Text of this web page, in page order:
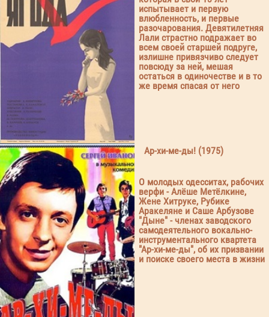
испытывает и первую
влюбленность, и первые
разочарования. Девятилетняя
Лали страстно подражает во
всем своей старшей подруге,
излишне привязчиво следует
повсюду за ней, мешая
остаться в одиночестве и в то
же время спасая от него
Ар-хи-ме-ды! (1975)
О молодых одесситах, рабочих
верфи - Алёше Метёлкине,
Жене Хитруке, Рубике
Аракеляне и Саше Арбузове
"Дыне" - членах заводского
самодеятельного вокально-
инструментального квартета
"Ар-хи-ме-ды", об их призвании
и поиске своего места в жизни